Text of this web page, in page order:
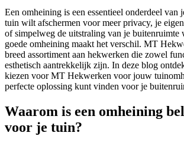
Een omheining is een essentieel onderdeel van
tuin wilt afschermen voor meer privacy, je
of simpelweg de uitstraling van je buitenruimte
goede omheining maakt het verschil. MT
breed assortiment aan hekwerken die zowel
esthetisch aantrekkelijk zijn. In deze blog
kiezen voor MT Hekwerken voor jouw
perfecte oplossing kunt vinden voor je
Waarom is een omheining
voor je tuin?